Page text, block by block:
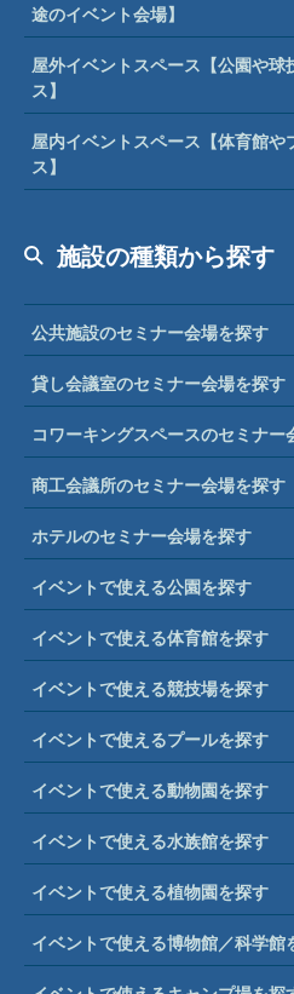
途のイベント会場】
屋外イベントスペース【公園や
ス】
屋内イベントスペース【体育館
ス】
施設の種類から探す
公共施設のセミナー会場を探す
貸し会議室のセミナー会場を探す
コワーキングスペースのセミナー
商工会議所のセミナー会場を探す
ホテルのセミナー会場を探す
イベントで使える公園を探す
イベントで使える体育館を探す
イベントで使える競技場を探す
イベントで使えるプールを探す
イベントで使える動物園を探す
イベントで使える水族館を探す
イベントで使える植物園を探す
イベントで使える博物館／科学館